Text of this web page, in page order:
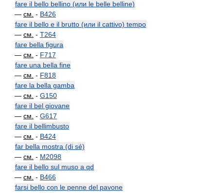
fare il bello bellino (или le belle belline)
— см. - B426
fare il bello e il brutto (или il cattivo) tempo
— см. - T264
fare bella figura
— см. - F717
fare una bella fine
— см. - F818
fare la bella gamba
— см. - G150
fare il bel giovane
— см. - G617
fare il bellimbusto
— см. - B424
far bella mostra (di sé)
— см. - M2098
fare il bello sul muso a qd
— см. - B466
farsi bello con le penne del pavone